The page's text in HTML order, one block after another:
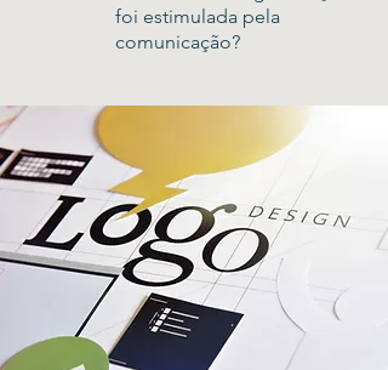
foi estimulada pela
comunicação?